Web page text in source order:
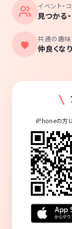
イベント・
見つかる
共通の趣
仲良くな
iPhoneの方